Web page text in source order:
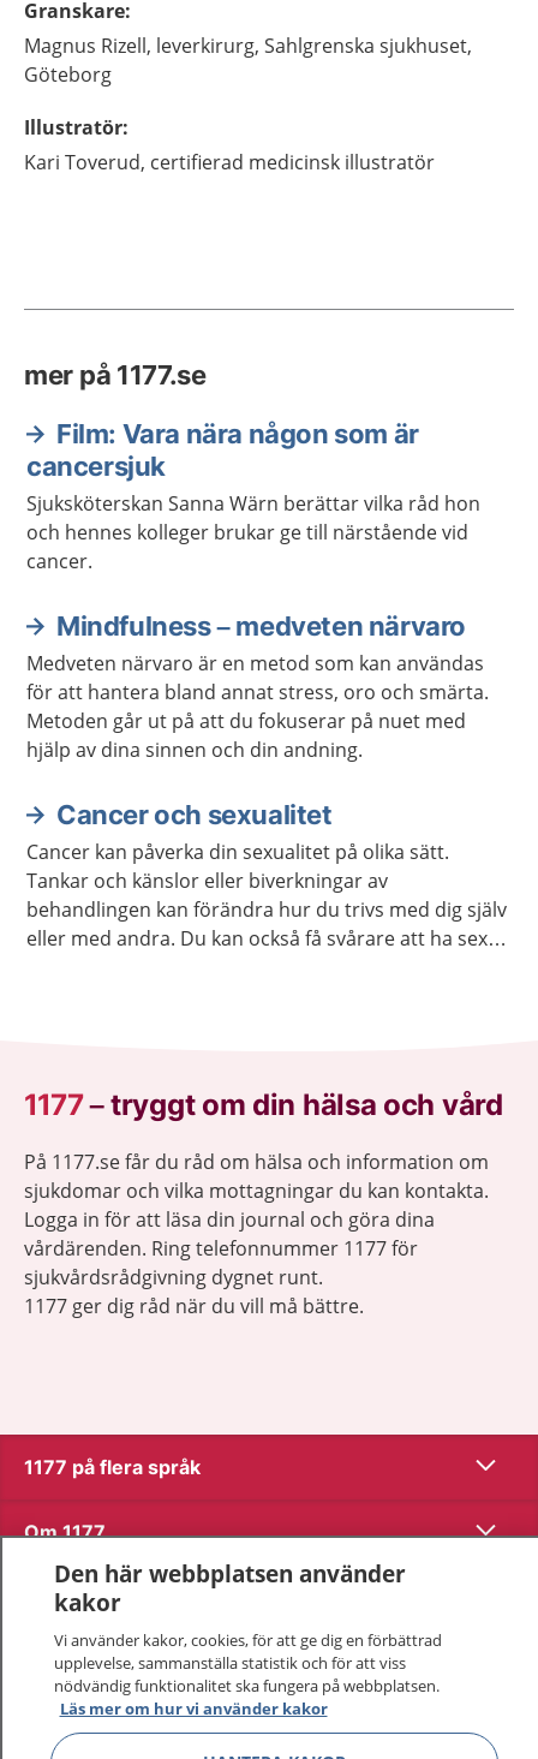
Granskare:
Magnus Rizell, leverkirurg, Sahlgrenska sjukhuset,
Göteborg
Illustratör:
Kari Toverud, certifierad medicinsk illustratör
mer på 1177.se
Film: Vara nära någon som är
cancersjuk
Sjuksköterskan Sanna Wärn berättar vilka råd hon
och hennes kolleger brukar ge till närstående vid
cancer.
Mindfulness – medveten närvaro
Medveten närvaro är en metod som kan användas
för att hantera bland annat stress, oro och smärta.
Metoden går ut på att du fokuserar på nuet med
hjälp av dina sinnen och din andning.
Cancer och sexualitet
Cancer kan påverka din sexualitet på olika sätt.
Tankar och känslor eller biverkningar av
behandlingen kan förändra hur du trivs med dig själv
eller med andra. Du kan också få svårare att ha sex
1177–tryggt om din hälsa och vård
På 1177.se får du råd om hälsa och information om
sjukdomar och vilka mottagningar du kan kontakta.
Logga in för att läsa din journal och göra dina
vårdärenden. Ring telefonnummer 1177 för
sjukvårdsrådgivning dygnet runt.
1177 ger dig råd när du vill må bättre.
1177 på flera språk Visa
Om 1177 Visa
Kontakt
Behandling av personuppgifter
Hantering av kakor
Den här webbplatsen använder
kakor
Vi använder kakor, cookies, för att ge dig en förbättrad
upplevelse, sammanställa statistik och för att viss
nödvändig funktionalitet ska fungera på webbplatsen.
Läs mer om hur vi använder kakor